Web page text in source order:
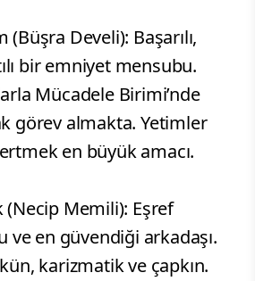
(Büşra Develi): Başarılı,
bir emniyet mensubu.
Mücadele Birimi’nde
görev almakta. Yetimler
en büyük amacı.
(Necip Memili): Eşref
ve en güvendiği arkadaşı.
karizmatik ve çapkın.